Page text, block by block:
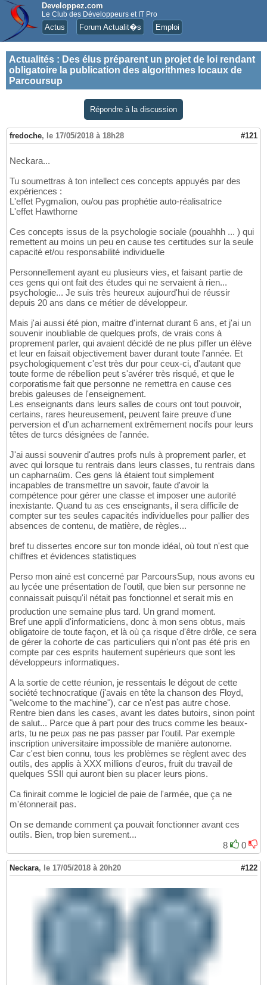
Developpez.com
Le Club des Développeurs et IT Pro
Actus Forum Actualit�s Emploi
Actualités : Des élus préparent un projet de loi rendant
obligatoire la publication des algorithmes locaux de
Parcoursup
Répondre à la discussion
fredoche, le 17/05/2018 à 18h28 #121
Neckara...
Tu soumettras à ton intellect ces concepts appuyés par des
expériences :
L'effet Pygmalion, ou/ou pas prophétie auto-réalisatrice
L'effet Hawthorne
Ces concepts issus de la psychologie sociale (pouahhh ... ) qui
remettent au moins un peu en cause tes certitudes sur la seule
capacité et/ou responsabilité individuelle
Personnellement ayant eu plusieurs vies, et faisant partie de
ces gens qui ont fait des études qui ne servaient à rien...
psychologie... Je suis très heureux aujourd'hui de réussir
depuis 20 ans dans ce métier de développeur.
Mais j'ai aussi été pion, maitre d'internat durant 6 ans, et j'ai un
souvenir inoubliable de quelques profs, de vrais cons à
proprement parler, qui avaient décidé de ne plus piffer un élève
et leur en faisait objectivement baver durant toute l'année. Et
psychologiquement c'est très dur pour ceux-ci, d'autant que
toute forme de rébellion peut s'avérer très risqué, et que le
corporatisme fait que personne ne remettra en cause ces
brebis galeuses de l'enseignement.
Les enseignants dans leurs salles de cours ont tout pouvoir,
certains, rares heureusement, peuvent faire preuve d'une
perversion et d'un acharnement extrêmement nocifs pour leurs
têtes de turcs désignées de l'année.
J'ai aussi souvenir d'autres profs nuls à proprement parler, et
avec qui lorsque tu rentrais dans leurs classes, tu rentrais dans
un capharnaüm. Ces gens là étaient tout simplement
incapables de transmettre un savoir, faute d'avoir la
compétence pour gérer une classe et imposer une autorité
inexistante. Quand tu as ces enseignants, il sera difficile de
compter sur tes seules capacités individuelles pour pallier des
absences de contenu, de matière, de règles...
bref tu dissertes encore sur ton monde idéal, où tout n'est que
chiffres et évidences statistiques
Perso mon ainé est concerné par ParcoursSup, nous avons eu
au lycée une présentation de l'outil, que bien sur personne ne
connaissait puisqu'il nétait pas fonctionnel et serait mis en
production une semaine plus tard. Un grand moment.
Bref une appli d'informaticiens, donc à mon sens obtus, mais
obligatoire de toute façon, et là où ça risque d'être drôle, ce sera
de gérer la cohorte de cas particuliers qui n'ont pas été pris en
compte par ces esprits hautement supérieurs que sont les
développeurs informatiques.
A la sortie de cette réunion, je ressentais le dégout de cette
société technocratique (j'avais en tête la chanson des Floyd,
"welcome to the machine"), car ce n'est pas autre chose.
Rentre bien dans les cases, avant les dates butoirs, sinon point
de salut... Parce que à part pour des trucs comme les beaux-
arts, tu ne peux pas ne pas passer par l'outil. Par exemple
inscription universitaire impossible de manière autonome.
Car c'est bien connu, tous les problèmes se règlent avec des
outils, des applis à XXX millions d'euros, fruit du travail de
quelques SSII qui auront bien su placer leurs pions.
Ca finirait comme le logiciel de paie de l'armée, que ça ne
m'étonnerait pas.
On se demande comment ça pouvait fonctionner avant ces
outils. Bien, trop bien surement...
8
0
Neckara, le 17/05/2018 à 20h20 #122